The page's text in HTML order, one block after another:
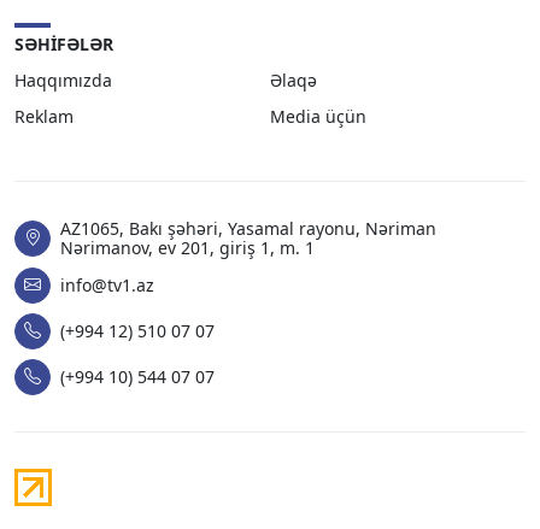
SƏHIFƏLƏR
Haqqımızda
Əlaqə
Reklam
Media üçün
AZ1065, Bakı şəhəri, Yasamal rayonu, Nəriman
Nərimanov, ev 201, giriş 1, m. 1
info@tv1.az
(+994 12) 510 07 07
(+994 10) 544 07 07